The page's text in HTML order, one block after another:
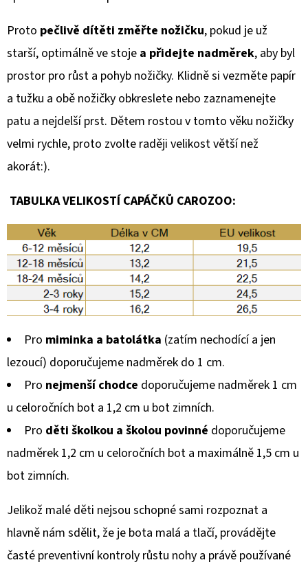
Proto pečlivě dítěti změřte nožičku, pokud je už
starší, optimálně ve stoje a přidejte nadměrek, aby byl
prostor pro růst a pohyb nožičky. Klidně si vezměte papír
a tužku a obě nožičky obkreslete nebo zaznamenejte
patu a nejdelší prst. Dětem rostou v tomto věku nožičky
velmi rychle, proto zvolte raději velikost větší než
akorát:).
TABULKA VELIKOSTÍ CAPÁČKŮ CAROZOO:
Pro miminka a batolátka (zatím nechodící a jen
lezoucí) doporučujeme nadměrek do 1 cm.
Pro nejmenší chodce doporučujeme nadměrek 1 cm
u celoročních bot a 1,2 cm u bot zimních.
Pro děti školkou a školou povinné doporučujeme
nadměrek 1,2 cm u celoročních bot a maximálně 1,5 cm u
bot zimních.
Jelikož malé děti nejsou schopné sami rozpoznat a
hlavně nám sdělit, že je bota malá a tlačí, provádějte
časté preventivní kontroly růstu nohy a právě používané